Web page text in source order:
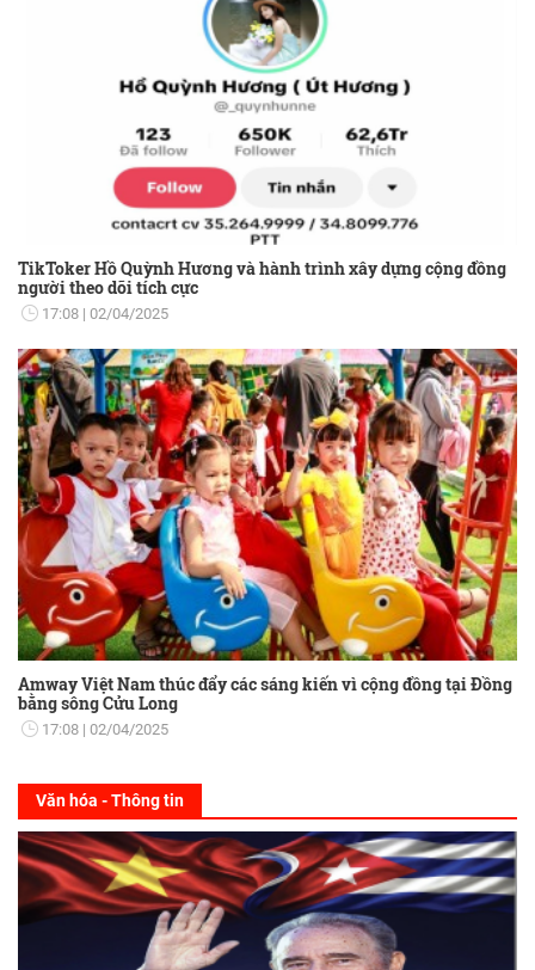
TikToker Hồ Quỳnh Hương và hành trình xây dựng cộng đồng
người theo dõi tích cực
17:08 02/04/2025
Amway Việt Nam thúc đẩy các sáng kiến vì cộng đồng tại Đồng
bằng sông Cửu Long
17:08 02/04/2025
Văn hóa - Thông tin